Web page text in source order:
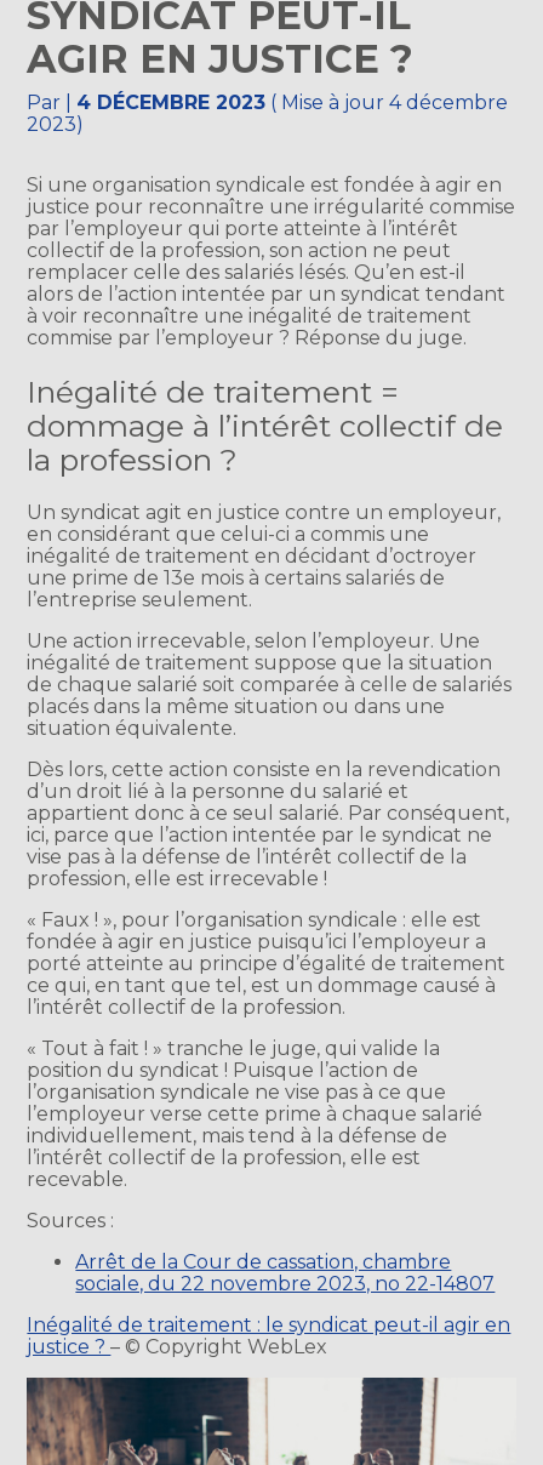
SYNDICAT PEUT-IL
AGIR EN JUSTICE ?
Par 4 DÉCEMBRE 2023 ( Mise à jour 4 décembre
2023)
Si une organisation syndicale est fondée à agir en
justice pour reconnaître une irrégularité commise
par l’employeur qui porte atteinte à l’intérêt
collectif de la profession, son action ne peut
remplacer celle des salariés lésés. Qu’en est-il
alors de l’action intentée par un syndicat tendant
à voir reconnaître une inégalité de traitement
commise par l’employeur ? Réponse du juge.
Inégalité de traitement =
dommage à l’intérêt collectif de
la profession ?
Un syndicat agit en justice contre un employeur,
en considérant que celui-ci a commis une
inégalité de traitement en décidant d’octroyer
une prime de 13e mois à certains salariés de
l’entreprise seulement.
Une action irrecevable, selon l’employeur. Une
inégalité de traitement suppose que la situation
de chaque salarié soit comparée à celle de salariés
placés dans la même situation ou dans une
situation équivalente.
Dès lors, cette action consiste en la revendication
d’un droit lié à la personne du salarié et
appartient donc à ce seul salarié. Par conséquent,
ici, parce que l’action intentée par le syndicat ne
vise pas à la défense de l’intérêt collectif de la
profession, elle est irrecevable !
« Faux ! », pour l’organisation syndicale : elle est
fondée à agir en justice puisqu’ici l’employeur a
porté atteinte au principe d’égalité de traitement
ce qui, en tant que tel, est un dommage causé à
l’intérêt collectif de la profession.
« Tout à fait ! » tranche le juge, qui valide la
position du syndicat ! Puisque l’action de
l’organisation syndicale ne vise pas à ce que
l’employeur verse cette prime à chaque salarié
individuellement, mais tend à la défense de
l’intérêt collectif de la profession, elle est
recevable.
Sources :
Arrêt de la Cour de cassation, chambre
sociale, du 22 novembre 2023, no 22-14807
Inégalité de traitement : le syndicat peut-il agir en
justice ?– © Copyright WebLex